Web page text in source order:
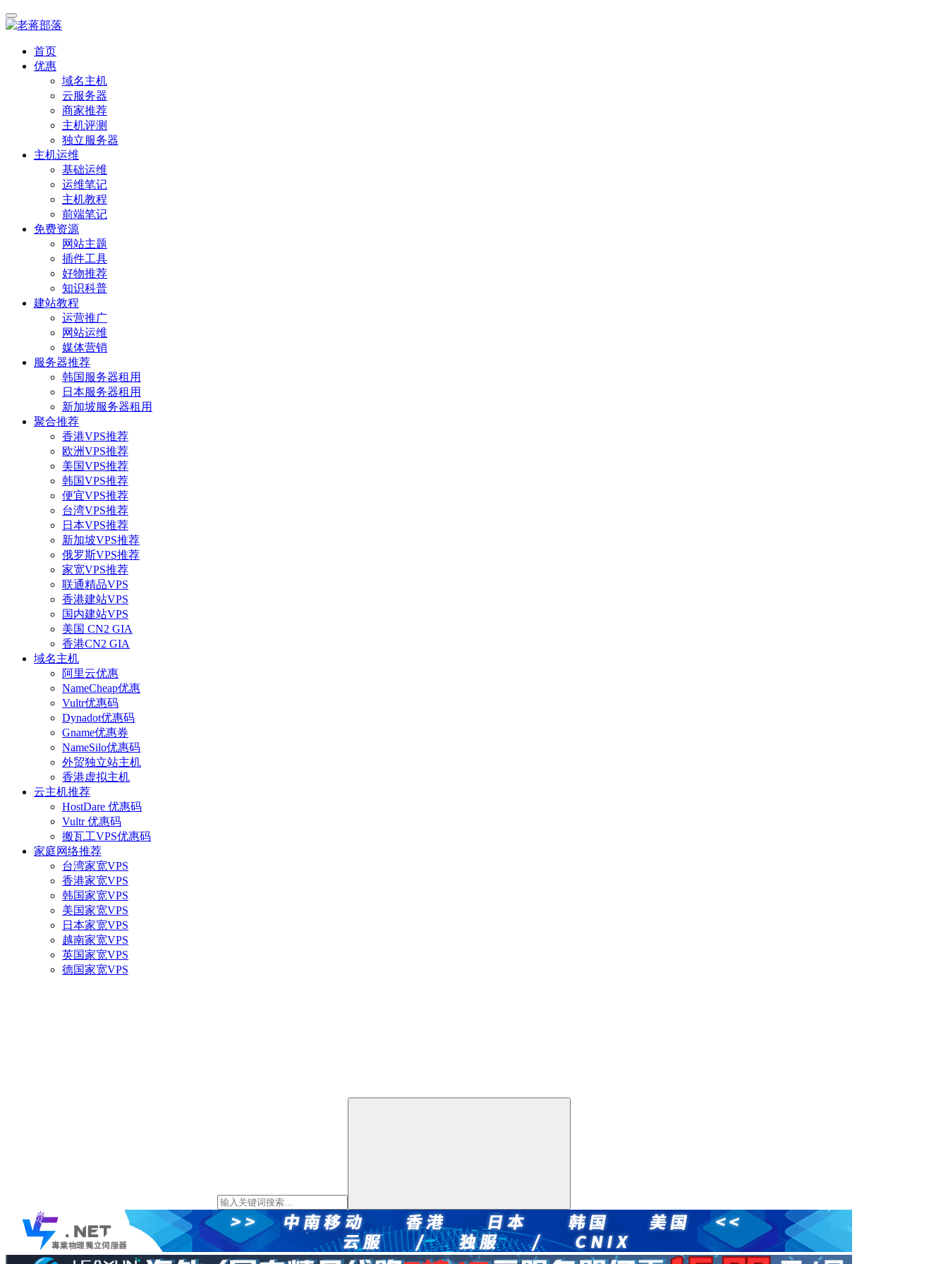
首页
优惠
域名主机
云服务器
商家推荐
主机评测
独立服务器
主机运维
基础运维
运维笔记
主机教程
前端笔记
免费资源
网站主题
插件工具
好物推荐
知识科普
建站教程
运营推广
网站运维
媒体营销
服务器推荐
韩国服务器租用
日本服务器租用
新加坡服务器租用
聚合推荐
香港VPS推荐
欧洲VPS推荐
美国VPS推荐
韩国VPS推荐
便宜VPS推荐
台湾VPS推荐
日本VPS推荐
新加坡VPS推荐
俄罗斯VPS推荐
家宽VPS推荐
联通精品VPS
香港建站VPS
国内建站VPS
美国 CN2 GIA
香港CN2 GIA
域名主机
阿里云优惠
NameCheap优惠
Vultr优惠码
Dynadot优惠码
Gname优惠券
NameSilo优惠码
外贸独立站主机
香港虚拟主机
云主机推荐
HostDare 优惠码
Vultr 优惠码
搬瓦工VPS优惠码
家庭网络推荐
台湾家宽VPS
香港家宽VPS
韩国家宽VPS
美国家宽VPS
日本家宽VPS
越南家宽VPS
英国家宽VPS
德国家宽VPS